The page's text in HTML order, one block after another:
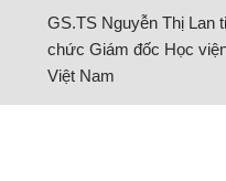
GS.TS Nguyễn Thị Lan
chức Giám đốc Học
Việt Nam